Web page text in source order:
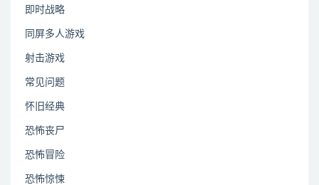
即时战略
同屏多人游戏
射击游戏
常见问题
怀旧经典
恐怖丧尸
恐怖冒险
恐怖惊悚